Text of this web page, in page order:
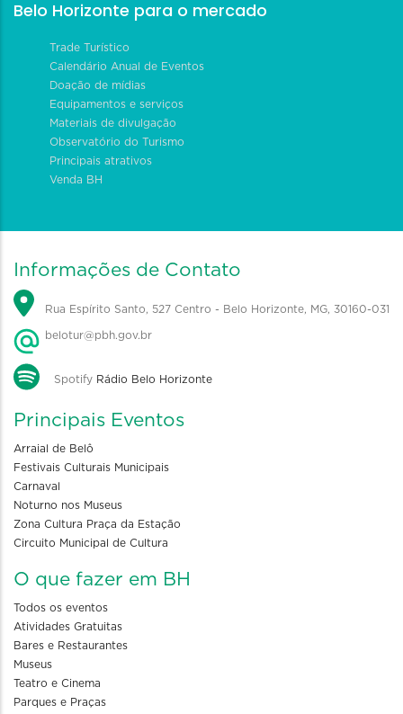
Belo Horizonte para o mercado
Trade Turístico
Calendário Anual de Eventos
Doação de mídias
Equipamentos e serviços
Materiais de divulgação
Observatório do Turismo
Principais atrativos
Venda BH
Informações de Contato
Rua Espírito Santo, 527 Centro - Belo Horizonte, MG, 30160-031
belotur@pbh.gov.br
Spotify Rádio Belo Horizonte
Principais Eventos
Arraial de Belô
Festivais Culturais Municipais
Carnaval
Noturno nos Museus
Zona Cultura Praça da Estação
Circuito Municipal de Cultura
O que fazer em BH
Todos os eventos
Atividades Gratuitas
Bares e Restaurantes
Museus
Teatro e Cinema
Parques e Praças